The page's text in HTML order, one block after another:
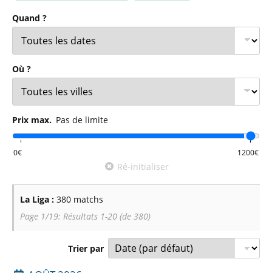
Quand ?
Où ?
Prix max. Pas de limite
Ré-initialiser
La Liga : 380 matchs
Page 1/19: Résultats 1-20 (de 380)
Trier par